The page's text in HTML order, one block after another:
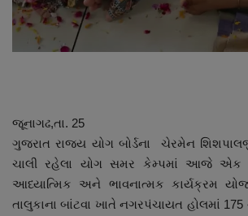
સ્થાનિક સમાચાર
ગુનાખોરી
બોલિવૂડ
જૂનાગઢ,તા. 25
ગુજરાત રાજ્ય યોગ બોર્ડના ચેરમેન
ચાલી રહેલા યોગ સમર કેમ્પમાં આજે એક
આધ્યાત્મિક અને ભાવનાત્મક કાર્યક્રમ
તાલુકાના બાંટવા ખાતે નગરપંચાયત હોલમાં